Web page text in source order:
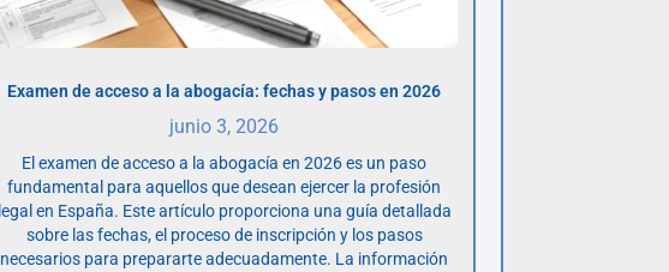
Examen de acceso a la abogacía: fechas y pasos en 2026
junio 3, 2026
El examen de acceso a la abogacía en 2026 es un paso
fundamental para aquellos que desean ejercer la profesión
legal en España. Este artículo proporciona una guía detallada
sobre las fechas, el proceso de inscripción y los pasos
necesarios para prepararte adecuadamente. La información